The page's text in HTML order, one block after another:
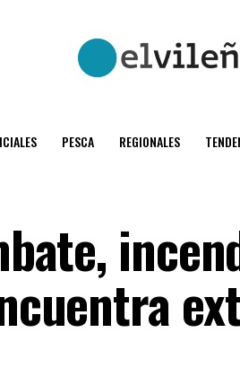
PESCA REGIONALES